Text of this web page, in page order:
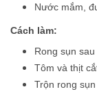
Nước mắm,
Cách làm:
Rong sụn
Tôm và thịt
Trộn rong